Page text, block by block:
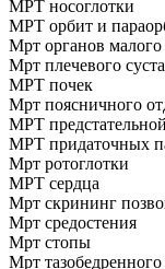
МРТ носоглотки
МРТ орбит и
Мрт органов малого
Мрт плечевого
МРТ почек
Мрт поясничного
МРТ
МРТ придаточных
Мрт ротоглотки
МРТ сердца
Мрт скрининг
Мрт средостения
Мрт стопы
Мрт тазобедренного